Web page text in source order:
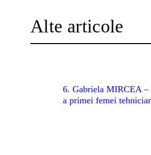
Alte articole
6. Gabriela MIRCEA –
a primei femei